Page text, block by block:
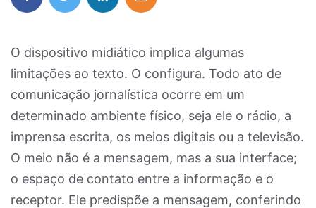
O dispositivo midiático implica algumas
limitações ao texto. O configura. Todo ato de
comunicação jornalística ocorre em um
determinado ambiente físico, seja ele o rádio, a
imprensa escrita, os meios digitais ou a televisão.
O meio não é a mensagem, mas a sua interface;
o espaço de contato entre a informação e o
receptor. Ele predispõe a mensagem, conferindo